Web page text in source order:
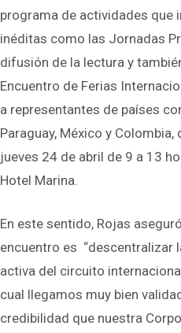
programa de actividades que
inéditas como las Jornadas
difusión de la lectura y
Encuentro de Ferias
a representantes de países
Paraguay, México y
jueves 24 de abril de 9 a 13
Hotel Marina.
En este sentido, Rojas
encuentro es “descentralizar
activa del circuito
cual llegamos muy bien
credibilidad que nuestra